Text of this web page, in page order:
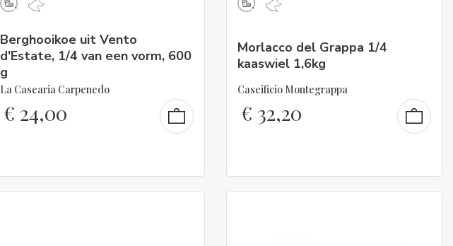
Berghooikoe uit Vento
d'Estate, 1/4 van een vorm, 600
g
La Casearia Carpenedo
€ 24,00
Morlacco del Grappa 1/4
kaaswiel 1,6kg
Caseificio Montegrappa
€ 32,20